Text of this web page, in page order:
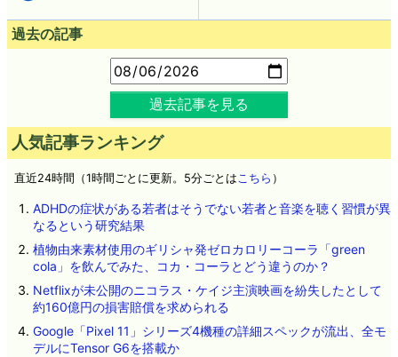
過去の記事
過去記事を見る
人気記事ランキング
直近24時間（1時間ごとに更新。5分ごとはこちら ）
ADHDの症状がある若者はそうでない若者と音楽を聴く習慣が異
なるという研究結果
植物由来素材使用のギリシャ発ゼロカロリーコーラ「green
cola」を飲んでみた、コカ・コーラとどう違うのか？
Netflixが未公開のニコラス・ケイジ主演映画を紛失したとして
約160億円の損害賠償を求められる
Google「Pixel 11」シリーズ4機種の詳細スペックが流出、全モ
デルにTensor G6を搭載か